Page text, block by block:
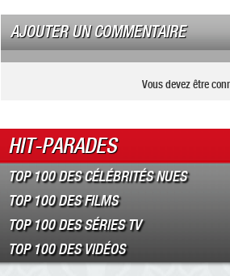
AJOUTER UN COMMENTAIRE
Vous devez être
HIT-PARADES
TOP 100 DES CÉLÉBRITÉS NUES
TOP 100 DES FILMS
TOP 100 DES SÉRIES TV
TOP 100 DES VIDÉOS